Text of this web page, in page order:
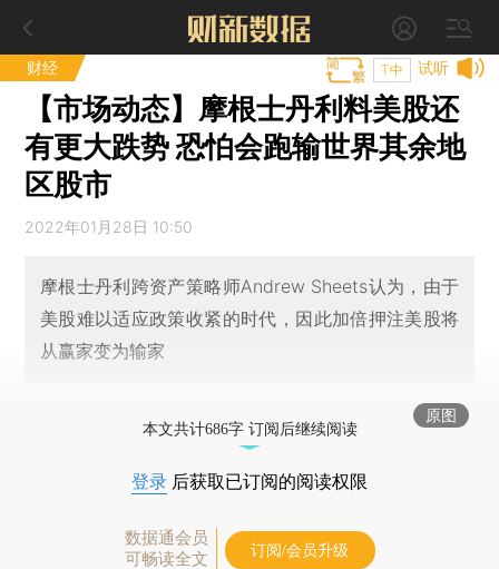
财经 试听
T中
【市场动态】摩根士丹利料美股还
有更大跌势 恐怕会跑输世界其余地
区股市
2022年01月28日 10:50
摩根士丹利跨资产策略师Andrew Sheets认为，由于
美股难以适应政策收紧的时代，因此加倍押注美股将
从赢家变为输家
原图
本文共计686字 订阅后继续阅读
登录 后获取已订阅的阅读权限
数据通会员
可畅读全文
订阅/会员升级